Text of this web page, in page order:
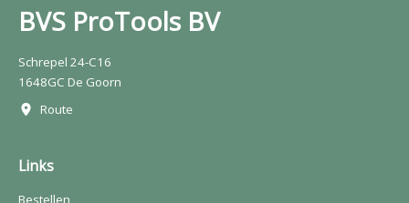
BVS ProTools BV
Schrepel 24-C16
1648GC De Goorn
Route
Links
Bestellen